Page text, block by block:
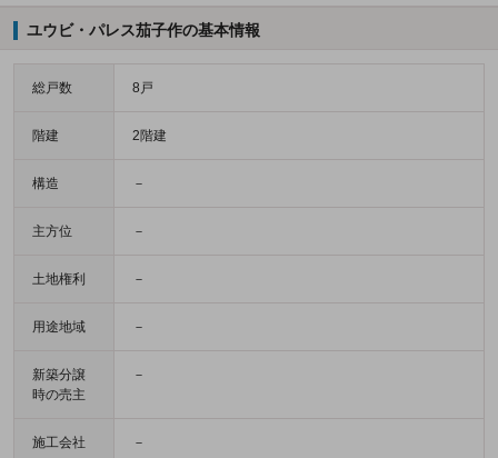
ユウビ・パレス茄子作の基本情報
総戸数 8戸
階建 2階建
構造 －
主方位 －
土地権利 －
用途地域 －
新築分譲
時の売主
－
施工会社 －